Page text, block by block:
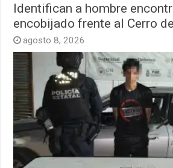
Identifican a hombre
encobijado frente al Cerro
agosto 8, 2026